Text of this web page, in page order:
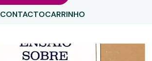
CONTACTOCARRINHO